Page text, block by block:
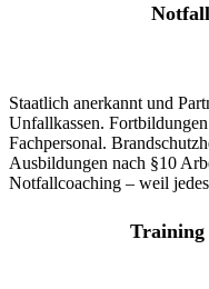
Staatlich anerkannt und
Unfallkassen.
Fachpersonal.
Ausbildungen nach §10
Notfallcoaching – weil
Training